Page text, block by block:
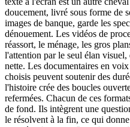
doucement, livré sous forme de
images de banque, garde les
dénouement. Les vidéos de
réassort, le ménage, les gros
l'attention par le seul élan
nette. Les documentaires en
choisis peuvent soutenir des
l'histoire crée des boucles
refermées. Chacun de ces
de fond. Ils intègrent une
le résolvent à la fin, ce qui